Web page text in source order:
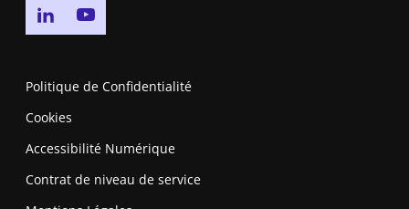
Go to linkedin page
Politique de Confidentialité
Cookies
Accessibilité Numérique
Contrat de niveau de service